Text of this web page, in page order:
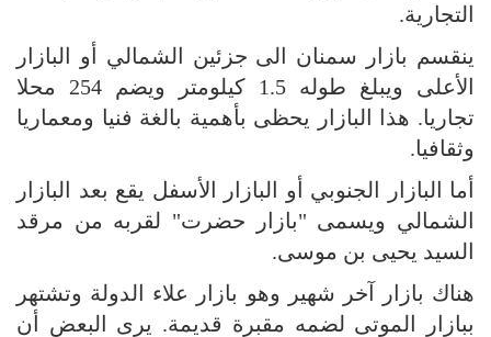
التجارية.
ينقسم بازار سمنان الى جزئين الشمالي أو البازار
الأعلى ويبلغ طوله 1.5 كيلومتر ويضم 254 محلا
تجاريا. هذا البازار يحظى بأهمية بالغة فنيا ومعماريا
وثقافيا.
أما البازار الجنوبي أو البازار الأسفل يقع بعد البازار
الشمالي ويسمى "بازار حضرت" لقربه من مرقد
السيد يحيى بن موسى.
هناك بازار آخر شهير وهو بازار علاء الدولة وتشتهر
ببازار الموتى لضمه مقبرة قديمة. يرى البعض أن